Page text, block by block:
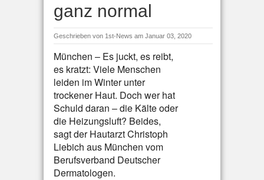
ganz normal
Geschrieben von 1st-News am Januar 03, 2020
München – Es juckt, es reibt,
es kratzt: Viele Menschen
leiden im Winter unter
trockener Haut. Doch wer hat
Schuld daran – die Kälte oder
die Heizungsluft? Beides,
sagt der Hautarzt Christoph
Liebich aus München vom
Berufsverband Deutscher
Dermatologen.